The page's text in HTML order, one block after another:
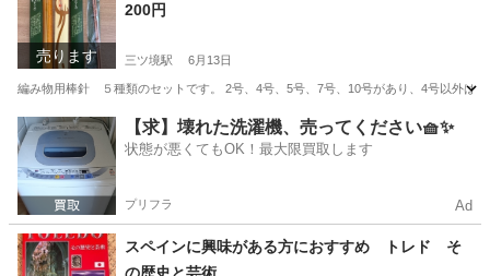
セラミックファンヒーター
売ります
200円
三ツ境駅 6月13日
編み物用棒針 ５種類のセットです。 2号、4号、5号、7号、10号があり、4号以外は
神奈川 横浜市 三ツ境駅 その他 編み針
【求】壊れた洗濯機、売ってください🧺✨
状態が悪くてもOK！最大限買取します
プリフラ Ad
スペインに興味がある方におすすめ トレド そ